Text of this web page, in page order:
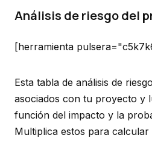
Análisis de riesgo del
[herramienta
Esta tabla de análisis de
asociados con tu proyecto y
función del impacto y la
Multiplica estos para